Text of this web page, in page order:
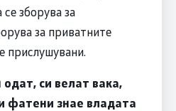
зборува за
за приватните
прислушувани.
одат, си велат вака,
фатени знае владата